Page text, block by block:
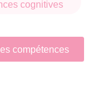
cognitives
compétences